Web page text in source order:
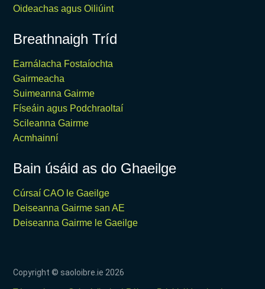
Oideachas agus Oiliúint
Breathnaigh Tríd
Earnálacha Fostaíochta
Gairmeacha
Suimeanna Gairme
Físeáin agus Podchraoltaí
Scileanna Gairme
Acmhainní
Bain úsáid as do Ghaeilge
Cúrsaí CAO le Gaeilge
Deiseanna Gairme san AE
Deiseanna Gairme le Gaeilge
Copyright © saoloibre.ie2026